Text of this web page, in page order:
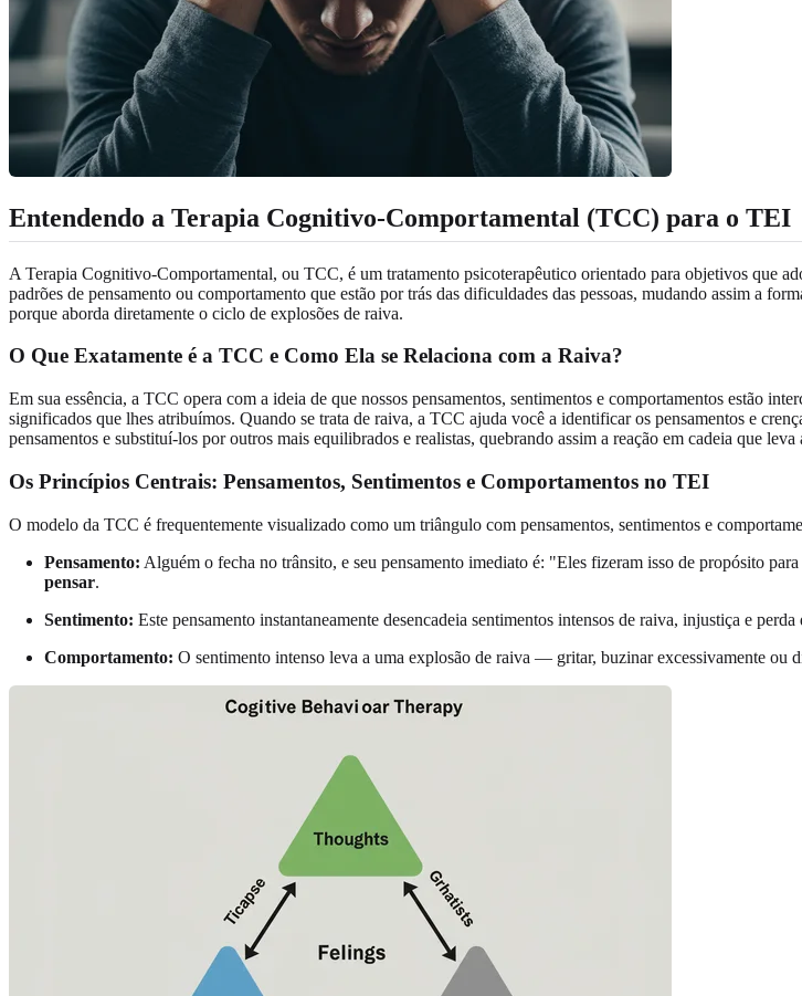
Entendendo a Terapia Cognitivo-Comportamental (TCC) para o TEI
A Terapia Cognitivo-Comportamental, ou TCC, é um tratamento psicoterapêutico orientado para objetivos que
padrões de pensamento ou comportamento que estão por trás das dificuldades das pessoas, mudando assim a
porque aborda diretamente o ciclo de explosões de raiva.
O Que Exatamente é a TCC e Como Ela se Relaciona com a Raiva?
Em sua essência, a TCC opera com a ideia de que nossos pensamentos, sentimentos e comportamentos estão
significados que lhes atribuímos. Quando se trata de raiva, a TCC ajuda você a identificar os pensamentos e
pensamentos e substituí-los por outros mais equilibrados e realistas, quebrando assim a reação em cadeia que
Os Princípios Centrais: Pensamentos, Sentimentos e Comportamentos no TEI
O modelo da TCC é frequentemente visualizado como um triângulo com pensamentos, sentimentos e
Pensamento: Alguém o fecha no trânsito, e seu pensamento imediato é: "Eles fizeram isso de propósito
pensar.
Sentimento: Este pensamento instantaneamente desencadeia sentimentos intensos de raiva, injustiça e perda
Comportamento: O sentimento intenso leva a uma explosão de raiva — gritar, buzinar excessivamente ou